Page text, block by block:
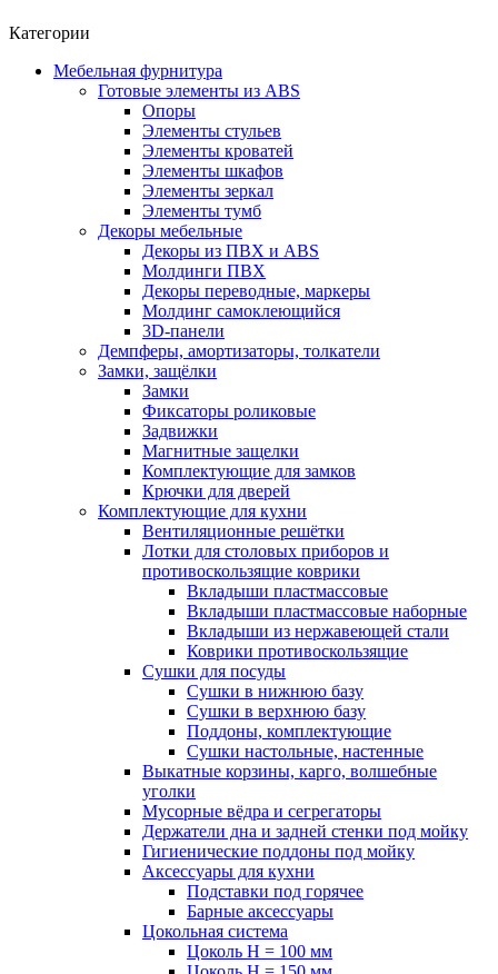
Категории
Мебельная фурнитура
Готовые элементы из ABS
Опоры
Элементы стульев
Элементы кроватей
Элементы шкафов
Элементы зеркал
Элементы тумб
Декоры мебельные
Декоры из ПВХ и ABS
Молдинги ПВХ
Декоры переводные, маркеры
Молдинг самоклеющийся
3D-панели
Демпферы, амортизаторы, толкатели
Замки, защёлки
Замки
Фиксаторы роликовые
Задвижки
Магнитные защелки
Комплектующие для замков
Крючки для дверей
Комплектующие для кухни
Вентиляционные решётки
Лотки для столовых приборов и
противоскользящие коврики
Вкладыши пластмассовые
Вкладыши пластмассовые наборные
Вкладыши из нержавеющей стали
Коврики противоскользящие
Сушки для посуды
Сушки в нижнюю базу
Сушки в верхнюю базу
Поддоны, комплектующие
Сушки настольные, настенные
Выкатные корзины, карго, волшебные
уголки
Мусорные вёдра и сегрегаторы
Держатели дна и задней стенки под мойку
Гигиенические поддоны под мойку
Аксессуары для кухни
Подставки под горячее
Барные аксессуары
Цокольная система
Цоколь H = 100 мм